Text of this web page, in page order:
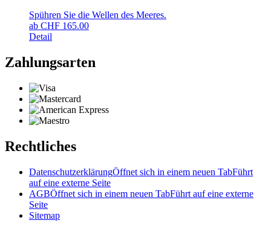
Spühren Sie die Wellen des Meeres.
ab CHF 165.00
Detail
Zahlungsarten
Rechtliches
DatenschutzerklärungÖffnet sich in einem neuen TabFührt
auf eine externe Seite
AGBÖffnet sich in einem neuen TabFührt auf eine externe
Seite
Sitemap